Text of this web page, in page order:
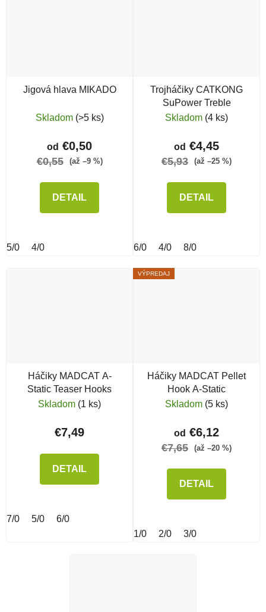
Jigová hlava MIKADO
Skladom (>5 ks)
od €0,50
€0,55 (až –9 %)
DETAIL
5/0 4/0
Trojháčiky CATKONG
SuPower Treble
Skladom (4 ks)
od €4,45
€5,93 (až –25 %)
DETAIL
6/0 4/0 8/0
Háčiky MADCAT A-
Static Teaser Hooks
Skladom (1 ks)
€7,49
DETAIL
7/0 5/0 6/0
VÝPREDAJ
Háčiky MADCAT Pellet
Hook A-Static
Skladom (5 ks)
od €6,12
€7,65 (až –20 %)
DETAIL
1/0 2/0 3/0